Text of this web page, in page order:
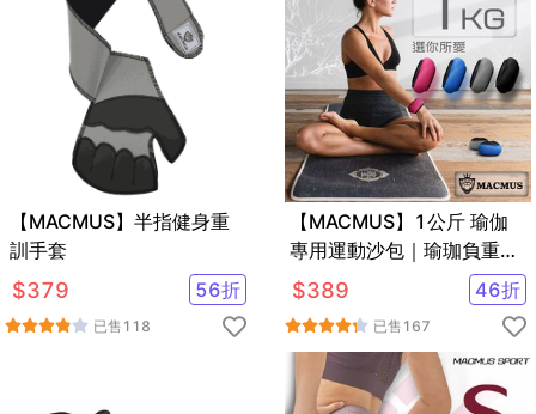
【MACMUS】半指健身重
訓手套
$379 56折
已售 118
【MACMUS】1公斤 瑜伽
專用運動沙包｜瑜珈負重沙
袋｜綁手沙包
$389 46折
已售 167